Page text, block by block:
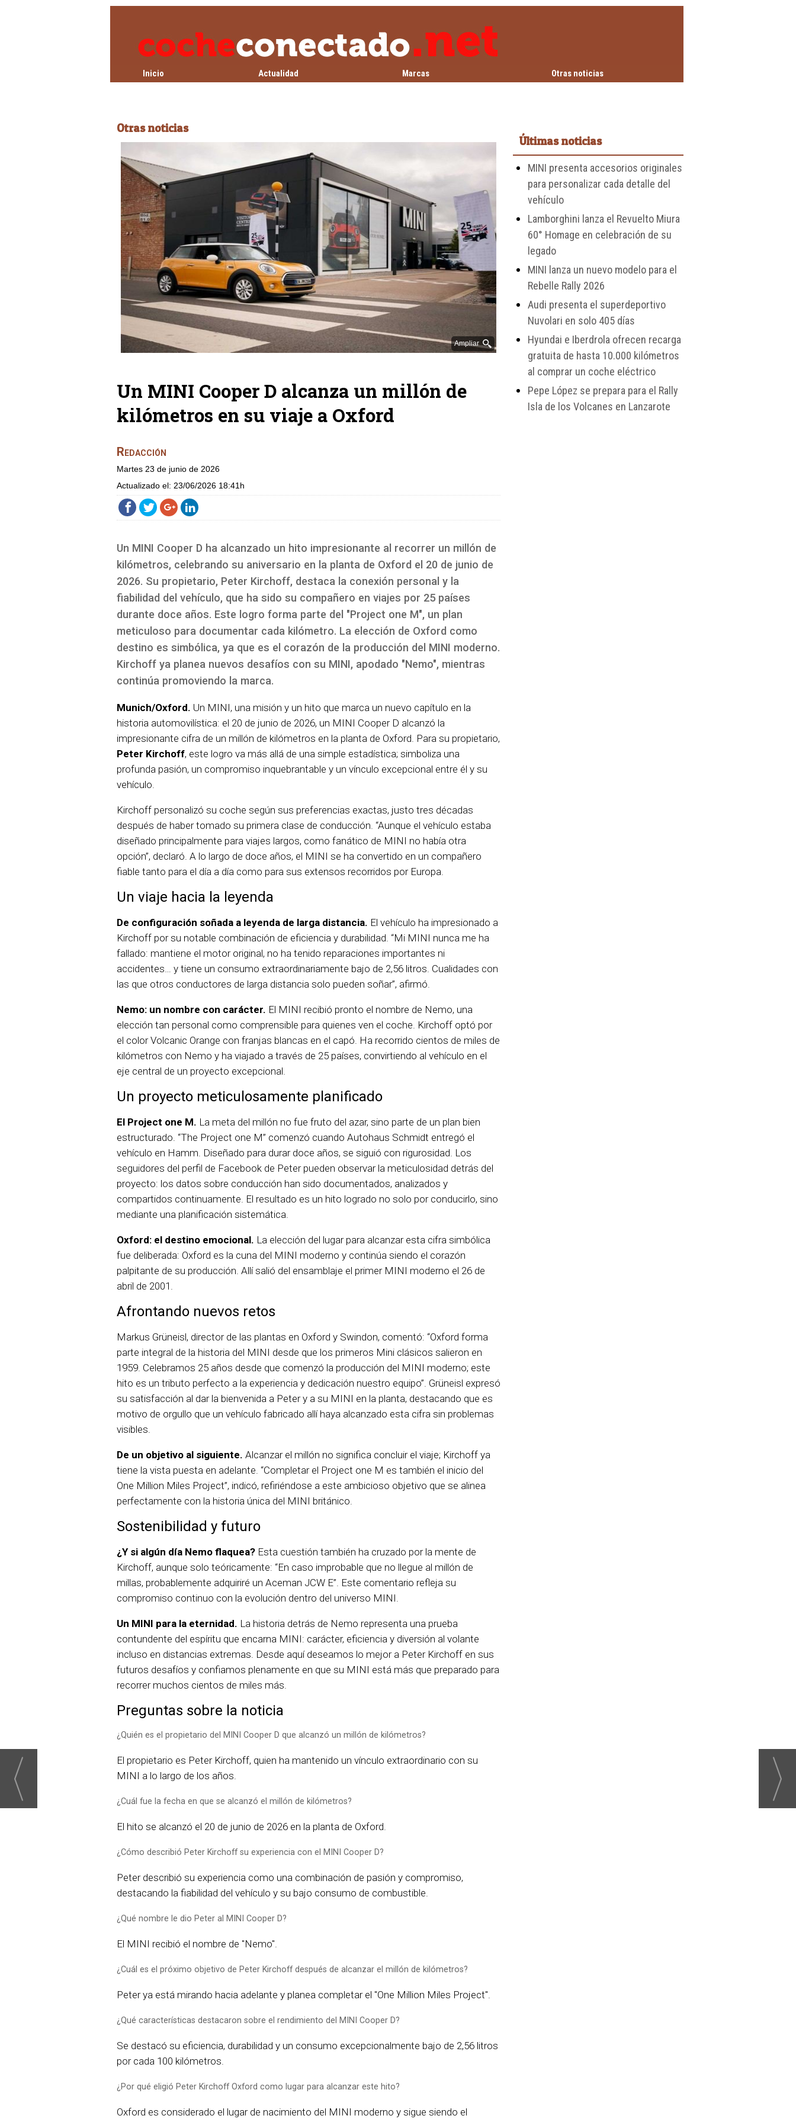
Inicio Actualidad Marcas Otras noticias
Otras noticias
Ampliar
Un MINI Cooper D alcanza un millón de
kilómetros en su viaje a Oxford
Redacción
martes 23 de junio de 2026
Actualizado el: 23/06/2026 18:41h
Un MINI Cooper D ha alcanzado un hito impresionante al recorrer un millón de
kilómetros, celebrando su aniversario en la planta de Oxford el 20 de junio de
2026. Su propietario, Peter Kirchoff, destaca la conexión personal y la
fiabilidad del vehículo, que ha sido su compañero en viajes por 25 países
durante doce años. Este logro forma parte del "Project one M", un plan
meticuloso para documentar cada kilómetro. La elección de Oxford como
destino es simbólica, ya que es el corazón de la producción del MINI moderno.
Kirchoff ya planea nuevos desafíos con su MINI, apodado "Nemo", mientras
continúa promoviendo la marca.
Munich/Oxford. Un MINI, una misión y un hito que marca un nuevo capítulo en la
historia automovilística: el 20 de junio de 2026, un MINI Cooper D alcanzó la
impresionante cifra de un millón de kilómetros en la planta de Oxford. Para su propietario,
Peter Kirchoff, este logro va más allá de una simple estadística; simboliza una
profunda pasión, un compromiso inquebrantable y un vínculo excepcional entre él y su
vehículo.
Kirchoff personalizó su coche según sus preferencias exactas, justo tres décadas
después de haber tomado su primera clase de conducción. “Aunque el vehículo estaba
diseñado principalmente para viajes largos, como fanático de MINI no había otra
opción”, declaró. A lo largo de doce años, el MINI se ha convertido en un compañero
fiable tanto para el día a día como para sus extensos recorridos por Europa.
Un viaje hacia la leyenda
De configuración soñada a leyenda de larga distancia. El vehículo ha impresionado a
Kirchoff por su notable combinación de eficiencia y durabilidad. “Mi MINI nunca me ha
fallado: mantiene el motor original, no ha tenido reparaciones importantes ni
accidentes… y tiene un consumo extraordinariamente bajo de 2,56 litros. Cualidades con
las que otros conductores de larga distancia solo pueden soñar”, afirmó.
Nemo: un nombre con carácter. El MINI recibió pronto el nombre de Nemo, una
elección tan personal como comprensible para quienes ven el coche. Kirchoff optó por
el color Volcanic Orange con franjas blancas en el capó. Ha recorrido cientos de miles de
kilómetros con Nemo y ha viajado a través de 25 países, convirtiendo al vehículo en el
eje central de un proyecto excepcional.
Un proyecto meticulosamente planificado
El Project one M. La meta del millón no fue fruto del azar, sino parte de un plan bien
estructurado. “The Project one M” comenzó cuando Autohaus Schmidt entregó el
vehículo en Hamm. Diseñado para durar doce años, se siguió con rigurosidad. Los
seguidores del perfil de Facebook de Peter pueden observar la meticulosidad detrás del
proyecto: los datos sobre conducción han sido documentados, analizados y
compartidos continuamente. El resultado es un hito logrado no solo por conducirlo, sino
mediante una planificación sistemática.
Oxford: el destino emocional. La elección del lugar para alcanzar esta cifra simbólica
fue deliberada: Oxford es la cuna del MINI moderno y continúa siendo el corazón
palpitante de su producción. Allí salió del ensamblaje el primer MINI moderno el 26 de
abril de 2001.
Afrontando nuevos retos
Markus Grüneisl, director de las plantas en Oxford y Swindon, comentó: “Oxford forma
parte integral de la historia del MINI desde que los primeros Mini clásicos salieron en
1959. Celebramos 25 años desde que comenzó la producción del MINI moderno; este
hito es un tributo perfecto a la experiencia y dedicación nuestro equipo”. Grüneisl expresó
su satisfacción al dar la bienvenida a Peter y a su MINI en la planta, destacando que es
motivo de orgullo que un vehículo fabricado allí haya alcanzado esta cifra sin problemas
visibles.
De un objetivo al siguiente. Alcanzar el millón no significa concluir el viaje; Kirchoff ya
tiene la vista puesta en adelante. “Completar el Project one M es también el inicio del
One Million Miles Project”, indicó, refiriéndose a este ambicioso objetivo que se alinea
perfectamente con la historia única del MINI británico.
Sostenibilidad y futuro
¿Y si algún día Nemo flaquea? Esta cuestión también ha cruzado por la mente de
Kirchoff, aunque solo teóricamente: “En caso improbable que no llegue al millón de
millas, probablemente adquiriré un Aceman JCW E”. Este comentario refleja su
compromiso continuo con la evolución dentro del universo MINI.
Un MINI para la eternidad. La historia detrás de Nemo representa una prueba
contundente del espíritu que encarna MINI: carácter, eficiencia y diversión al volante
incluso en distancias extremas. Desde aquí deseamos lo mejor a Peter Kirchoff en sus
futuros desafíos y confiamos plenamente en que su MINI está más que preparado para
recorrer muchos cientos de miles más.
Preguntas sobre la noticia
¿Quién es el propietario del MINI Cooper D que alcanzó un millón de kilómetros?
El propietario es Peter Kirchoff, quien ha mantenido un vínculo extraordinario con su
MINI a lo largo de los años.
¿Cuál fue la fecha en que se alcanzó el millón de kilómetros?
El hito se alcanzó el 20 de junio de 2026 en la planta de Oxford.
¿Cómo describió Peter Kirchoff su experiencia con el MINI Cooper D?
Peter describió su experiencia como una combinación de pasión y compromiso,
destacando la fiabilidad del vehículo y su bajo consumo de combustible.
¿Qué nombre le dio Peter al MINI Cooper D?
El MINI recibió el nombre de "Nemo".
¿Cuál es el próximo objetivo de Peter Kirchoff después de alcanzar el millón de kilómetros?
Peter ya está mirando hacia adelante y planea completar el "One Million Miles Project".
¿Qué características destacaron sobre el rendimiento del MINI Cooper D?
Se destacó su eficiencia, durabilidad y un consumo excepcionalmente bajo de 2,56 litros
por cada 100 kilómetros.
¿Por qué eligió Peter Kirchoff Oxford como lugar para alcanzar este hito?
Oxford es considerado el lugar de nacimiento del MINI moderno y sigue siendo el
Últimas noticias
MINI presenta accesorios originales
para personalizar cada detalle del
vehículo
Lamborghini lanza el Revuelto Miura
60° Homage en celebración de su
legado
MINI lanza un nuevo modelo para el
Rebelle Rally 2026
Audi presenta el superdeportivo
Nuvolari en solo 405 días
Hyundai e Iberdrola ofrecen recarga
gratuita de hasta 10.000 kilómetros
al comprar un coche eléctrico
Pepe López se prepara para el Rally
Isla de los Volcanes en Lanzarote